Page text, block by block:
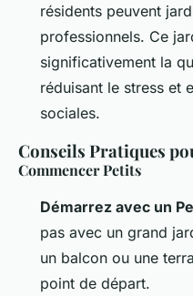
résidents peuvent
professionnels. Ce
significativement la
réduisant le stress et
sociales.
Conseils Pratiques
Commencer Petits
Démarrez avec un
pas avec un grand
un balcon ou une
point de départ.